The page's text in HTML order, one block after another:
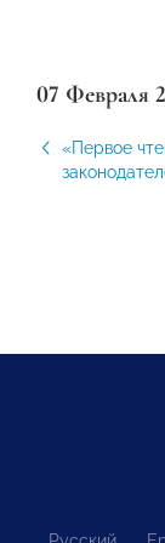
07 Февраля
«Первое